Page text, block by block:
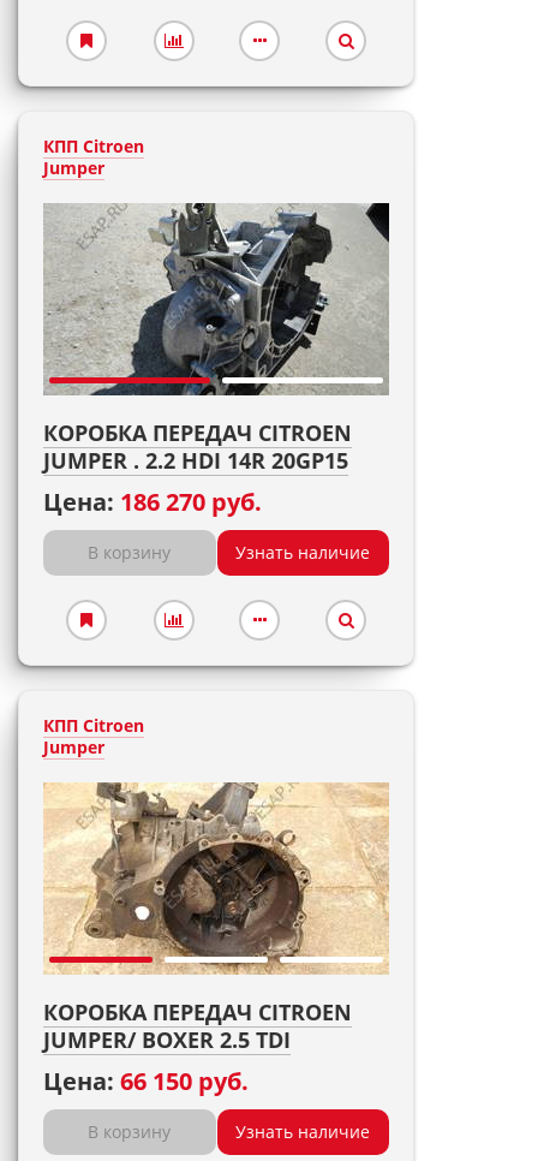
КПП Citroen
Jumper
КОРОБКА ПЕРЕДАЧ CITROEN
JUMPER . 2.2 HDI 14R 20GP15
Цена: 186 270 руб.
В корзину Узнать наличие
КПП Citroen
Jumper
КОРОБКА ПЕРЕДАЧ CITROEN
JUMPER/ BOXER 2.5 TDI
Цена: 66 150 руб.
В корзину Узнать наличие